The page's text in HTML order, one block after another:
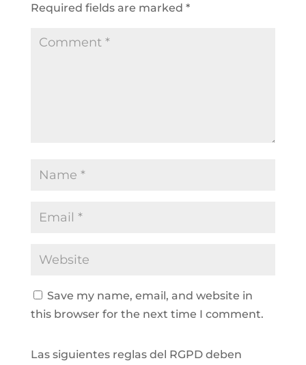
Required fields are marked *
Save my name, email, and website in
this browser for the next time I comment.
Las siguientes reglas del RGPD deben